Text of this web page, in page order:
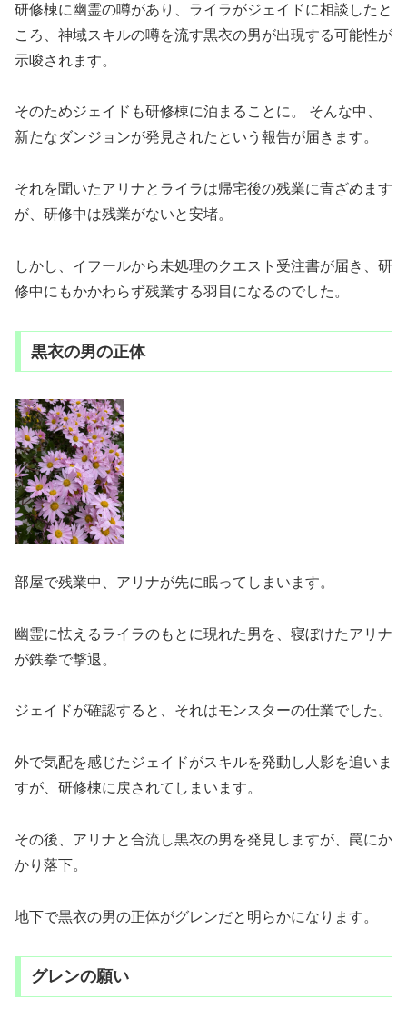
研修棟に幽霊の噂があり、ライラがジェイドに相談したと
ころ、神域スキルの噂を流す黒衣の男が出現する可能性が
示唆されます。
そのためジェイドも研修棟に泊まることに。 そんな中、
新たなダンジョンが発見されたという報告が届きます。
それを聞いたアリナとライラは帰宅後の残業に青ざめます
が、研修中は残業がないと安堵。
しかし、イフールから未処理のクエスト受注書が届き、研
修中にもかかわらず残業する羽目になるのでした。
黒衣の男の正体
部屋で残業中、アリナが先に眠ってしまいます。
幽霊に怯えるライラのもとに現れた男を、寝ぼけたアリナ
が鉄拳で撃退。
ジェイドが確認すると、それはモンスターの仕業でした。
外で気配を感じたジェイドがスキルを発動し人影を追いま
すが、研修棟に戻されてしまいます。
その後、アリナと合流し黒衣の男を発見しますが、罠にか
かり落下。
地下で黒衣の男の正体がグレンだと明らかになります。
グレンの願い